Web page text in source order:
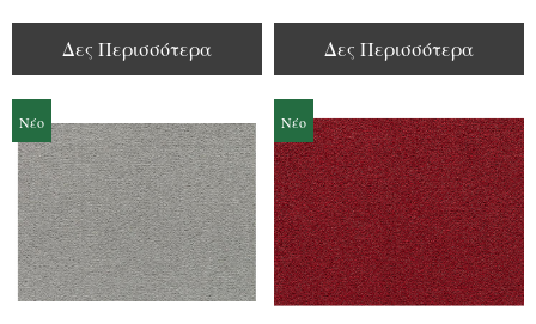
Δες Περισσότερα Δες Περισσότερα
Νέο Νέο